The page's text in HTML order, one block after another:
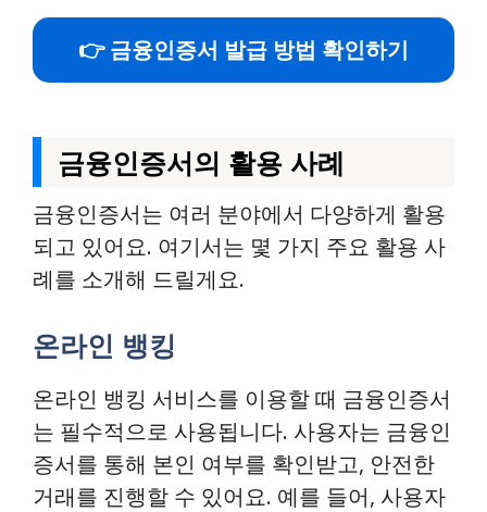
👉 금융인증서 발급 방법 확인하기
금융인증서의 활용 사례
금융인증서는 여러 분야에서 다양하게 활용
되고 있어요. 여기서는 몇 가지 주요 활용 사
례를 소개해 드릴게요.
온라인 뱅킹
온라인 뱅킹 서비스를 이용할 때 금융인증서
는 필수적으로 사용됩니다. 사용자는 금융인
증서를 통해 본인 여부를 확인받고, 안전한
거래를 진행할 수 있어요. 예를 들어, 사용자